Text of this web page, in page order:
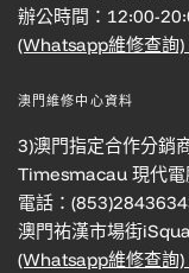
辦公時間：12:00-
(Whatsapp維修查詢)
澳門維修中心資料
3)澳門指定合作分銷
Timesmacau 現代電
電話：
澳門祐漢市場街
(Whatsapp維修查詢)